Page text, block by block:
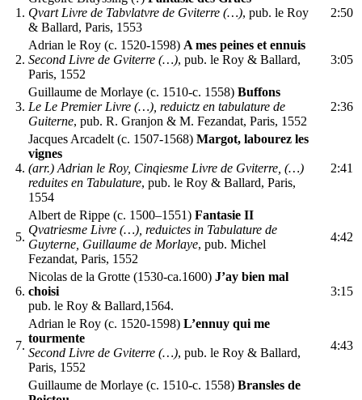
1. Qvart Livre de Tabvlatvre de Gviterre (…), pub. le Roy
& Ballard, Paris, 1553
2:50
2.
Adrian le Roy (c. 1520-1598) A mes peines et ennuis
Second Livre de Gviterre (…), pub. le Roy & Ballard,
Paris, 1552
3:05
3.
Guillaume de Morlaye (c. 1510-c. 1558) Buffons
Le Le Premier Livre (…), reduictz en tabulature de
Guiterne, pub. R. Granjon & M. Fezandat, Paris, 1552
2:36
4.
Jacques Arcadelt (c. 1507-1568) Margot, labourez les
vignes
(arr.) Adrian le Roy, Cinqiesme Livre de Gviterre, (…)
reduites en Tabulature, pub. le Roy & Ballard, Paris,
1554
2:41
5.
Albert de Rippe (c. 1500–1551) Fantasie II
Qvatriesme Livre (…), reduictes in Tabulature de
Guyterne, Guillaume de Morlaye, pub. Michel
Fezandat, Paris, 1552
4:42
6.
Nicolas de la Grotte (1530-ca.1600) J’ay bien mal
choisi
pub. le Roy & Ballard,1564.
3:15
7.
Adrian le Roy (c. 1520-1598) L’ennuy qui me
tourmente
Second Livre de Gviterre (…), pub. le Roy & Ballard,
Paris, 1552
4:43
Guillaume de Morlaye (c. 1510-c. 1558) Bransles de